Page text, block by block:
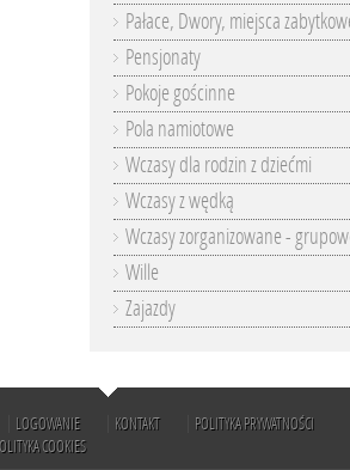
Pałace, Dwory, miejsca
Pensjonaty
Pokoje gościnne
Pola namiotowe
Wczasy dla rodzin z dziećmi
Wczasy z wędką
Wczasy zorganizowane -
Wille
Zajazdy
LOGOWANIE KONTAKT
POLITYKA PRYWATNOŚCI
COOKIES